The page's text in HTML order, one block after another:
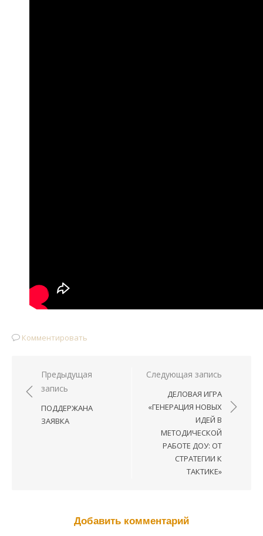
Комментировать
Навигация
по
записям
Предыдущая
запись
ПОДДЕРЖАНА
ЗАЯВКА
Следующая запись
ДЕЛОВАЯ ИГРА
«ГЕНЕРАЦИЯ НОВЫХ
ИДЕЙ В
МЕТОДИЧЕСКОЙ
РАБОТЕ ДОУ: ОТ
СТРАТЕГИИ К
ТАКТИКЕ»
Добавить комментарий